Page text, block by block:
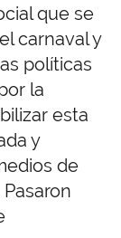
que se
carnaval y
políticas
la
esta
y
de